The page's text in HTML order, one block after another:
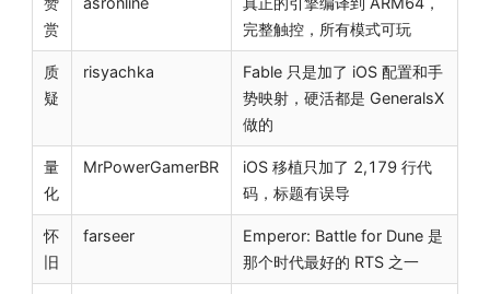
赏
完整触控，所有模式可玩
质
疑
risyachka
Fable 只是加了 iOS 配置和手
势映射，硬活都是 GeneralsX
做的
量
化
MrPowerGamerBR
iOS 移植只加了 2,179 行代
码，标题有误导
怀
旧
farseer
Emperor: Battle for Dune 是
那个时代最好的 RTS 之一